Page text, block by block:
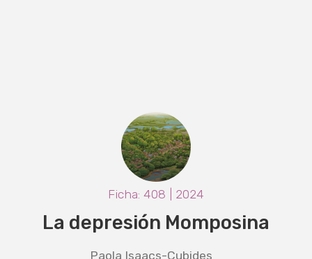
Ficha: 408 | 2024
La depresión Momposina
Paola Isaacs-Cubides